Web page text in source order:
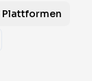
Plattformen